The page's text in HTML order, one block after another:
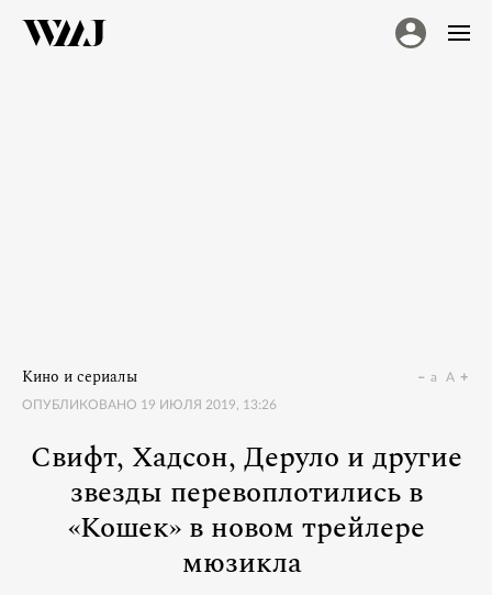
Кино и сериалы
ОПУБЛИКОВАНО 19 ИЮЛЯ 2019, 13:26
a A
Свифт, Хадсон, Деруло и другие
звезды перевоплотились в
«Кошек» в новом трейлере
мюзикла